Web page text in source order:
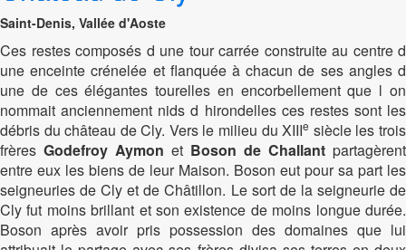
Saint-Denis, Vallée d'Aoste
Ces restes composés d une tour carrée construite au centre d
une enceinte crénelée et flanquée à chacun de ses angles d
une de ces élégantes tourelles en encorbellement que l on
nommait anciennement nids d hirondelles ces restes sont les
débris du château de Cly. Vers le milieu du XIIIe siècle les trois
frères Godefroy Aymon et Boson de Challant partagèrent
entre eux les biens de leur Maison. Boson eut pour sa part les
seigneuries de Cly et de Châtillon. Le sort de la seigneurie de
Cly fut moins brillant et son existence de moins longue durée.
Boson après avoir pris possession des domaines que lui